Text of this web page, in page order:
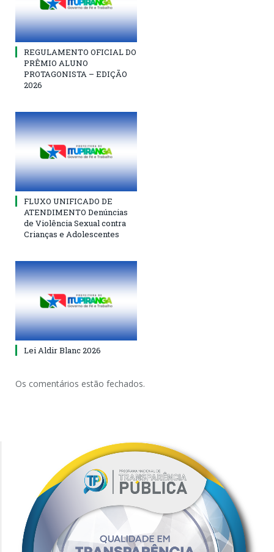
REGULAMENTO OFICIAL DO
PRÊMIO ALUNO
PROTAGONISTA – EDIÇÃO
2026
FLUXO UNIFICADO DE
ATENDIMENTO Denúncias
de Violência Sexual contra
Crianças e Adolescentes
Lei Aldir Blanc 2026
Os comentários estão fechados.